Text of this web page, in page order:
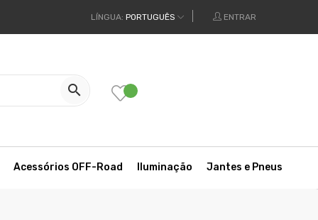
LÍNGUA: PORTUGUÊS ENTRAR

Acessórios OFF-Road Iluminação Jantes e Pneus